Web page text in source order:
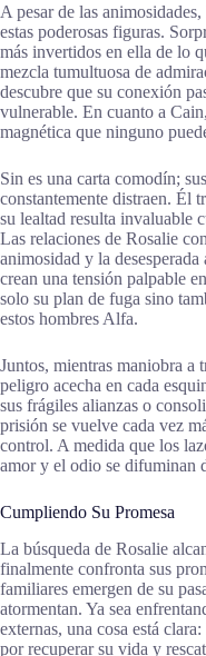
A pesar de las
estas poderosas figuras.
más invertidos en ella de lo
mezcla tumultuosa de
descubre que su conexión
vulnerable. En cuanto a
magnética que ninguno
Sin es una carta comodín;
constantemente distraen. Él
su lealtad resulta invaluable
Las relaciones de Rosalie
animosidad y la
crean una tensión palpable
solo su plan de fuga sino
estos hombres Alfa.
Juntos, mientras maniobra a
peligro acecha en cada
sus frágiles alianzas o
prisión se vuelve cada vez
control. A medida que los
amor y el odio se difuminan
Cumpliendo Su Promesa
La búsqueda de Rosalie
finalmente confronta sus
familiares emergen de su
atormentan. Ya sea
externas, una cosa está
por recuperar su vida y